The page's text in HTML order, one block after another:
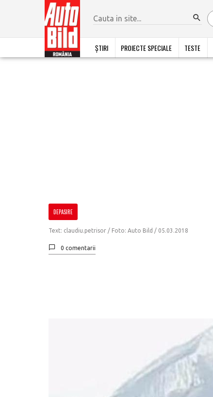
ȘTIRI PROIECTE SPECIALE TESTE
DEPASIRE
Text: claudiu.petrisor / Foto: Auto Bild / 05.03.2018
0 comentarii